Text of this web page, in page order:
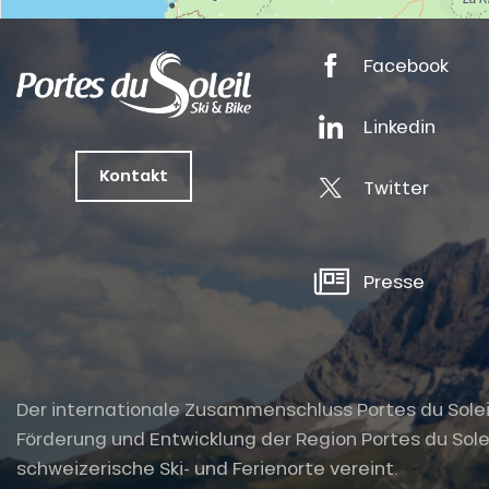
Kontakt
Facebook
Linkedin
Twitter
Presse
Der internationale Zusammenschluss Portes du
Förderung und Entwicklung der Region Portes du
schweizerische Ski- und Ferienorte vereint.